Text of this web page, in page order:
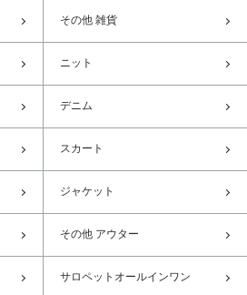
その他 雑貨
ニット
デニム
スカート
ジャケット
その他 アウター
サロペットオールインワン